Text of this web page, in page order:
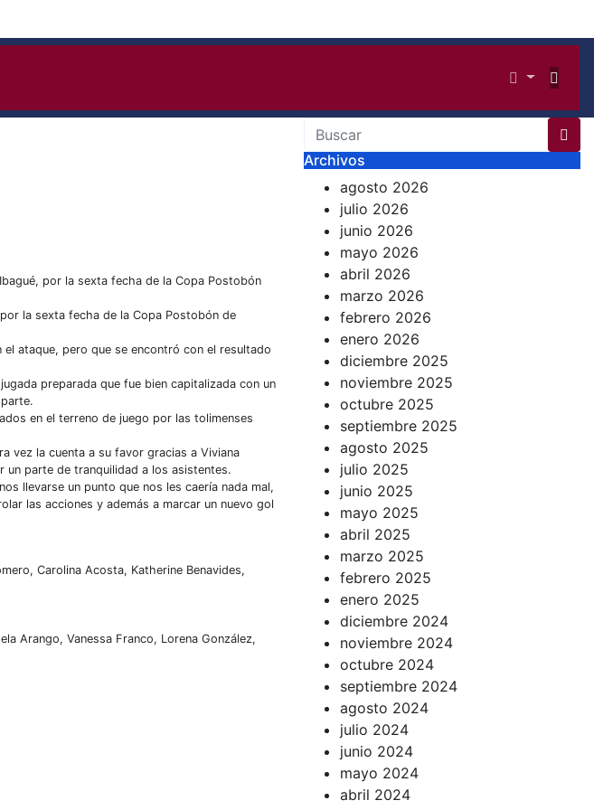
por la sexta fecha de la Copa Postobón
la sexta fecha de la Copa Postobón de
ataque, pero que se encontró con el resultado
preparada que fue bien capitalizada con un
en el terreno de juego por las tolimenses
vez la cuenta a su favor gracias a Viviana
un parte de tranquilidad a los asistentes.
llevarse un punto que nos les caería nada mal,
las acciones y además a marcar un nuevo gol
Carolina Acosta, Katherine Benavides,
Arango, Vanessa Franco, Lorena González,
Archivos
agosto 2026
julio 2026
junio 2026
mayo 2026
abril 2026
marzo 2026
febrero 2026
enero 2026
diciembre 2025
noviembre 2025
octubre 2025
septiembre 2025
agosto 2025
julio 2025
junio 2025
mayo 2025
abril 2025
marzo 2025
febrero 2025
enero 2025
diciembre 2024
noviembre 2024
octubre 2024
septiembre 2024
agosto 2024
julio 2024
junio 2024
mayo 2024
abril 2024